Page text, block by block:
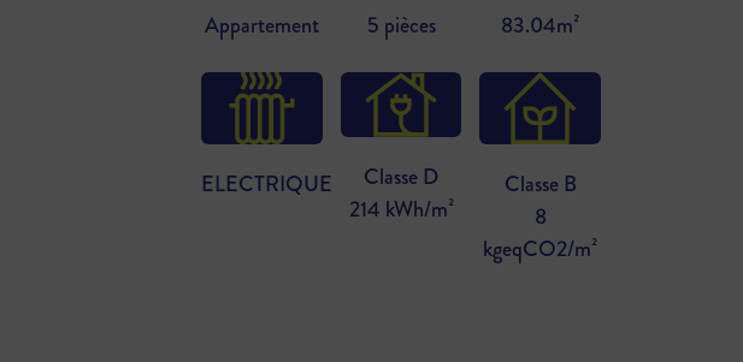
Appartement 5 pièces 83.04m²
ELECTRIQUE
Classe D
214 kWh/m²
Classe B
8
kgeqCO2/m²